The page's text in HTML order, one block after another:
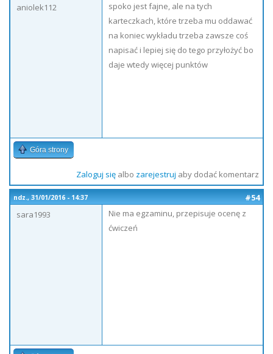
aniolek112
spoko jest fajne, ale na tych
karteczkach, które trzeba mu oddawać
na koniec wykładu trzeba zawsze coś
napisać i lepiej się do tego przyłożyć bo
daje wtedy więcej punktów
Góra strony
Zaloguj sięalbo zarejestruj aby dodać komentarz
ndz., 31/01/2016 - 14:37
#54
sara1993
Nie ma egzaminu, przepisuje ocenę z
ćwiczeń